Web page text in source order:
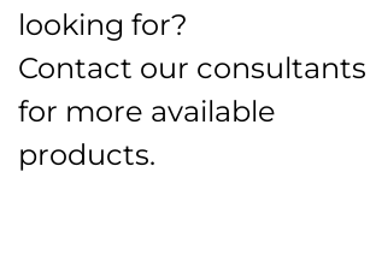
looking for?
Contact our consultants
for more available
products.